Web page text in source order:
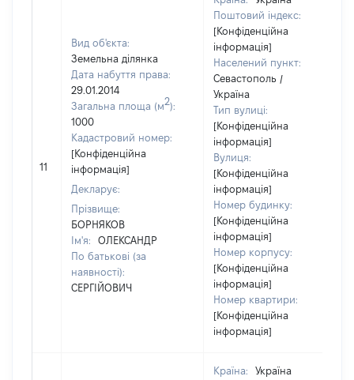
11
Вид об'єкта:
Земельна ділянка
Дата набуття права:
29.01.2014
Загальна площа (м2):
1000
Кадастровий номер:
[Конфіденційна
інформація]
Декларує:
Прізвище:
БОРНЯКОВ
Ім'я:
ОЛЕКСАНДР
По батькові (за
наявності):
СЕРГІЙОВИЧ
Поштовий індекс:
[Конфіденційна
інформація]
Населений пункт:
Севастополь /
Україна
Тип вулиці:
[Конфіденційна
інформація]
Вулиця:
[Конфіденційна
інформація]
Номер будинку:
[Конфіденційна
інформація]
Номер корпусу:
[Конфіденційна
інформація]
Номер квартири:
[Конфіденційна
інформація]
Країна:
Україна